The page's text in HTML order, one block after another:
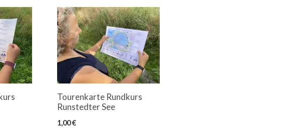
Tourenkarte Rundkurs
Runstedter See
1,00€